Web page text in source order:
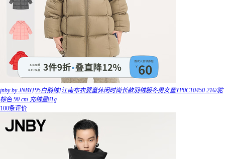
jnby by JNBY[95白鹅绒]江南布衣婴童休闲时尚长款羽绒服冬男女童YP0C10450 216/驼
棕色 90 cm 充绒量81g
100条评价